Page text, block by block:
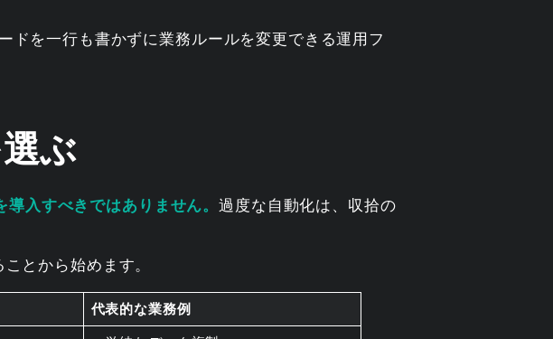
ドを一行も書かずに業務ルールを変更できる運用フ
ぶ
導入すべきではありません。過度な自動化は、収拾の
とから始めます。
代表的な業務例